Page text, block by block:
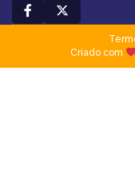
Criado com